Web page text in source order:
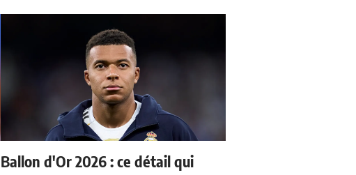
Ballon d'Or 2026 : ce détail qui